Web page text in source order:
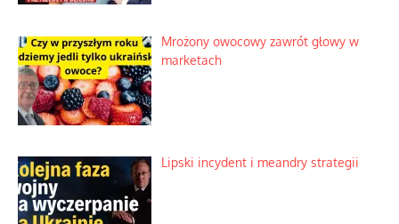
Mrożony owocowy zawrót głowy w
marketach
Lipski incydent i meandry strategii